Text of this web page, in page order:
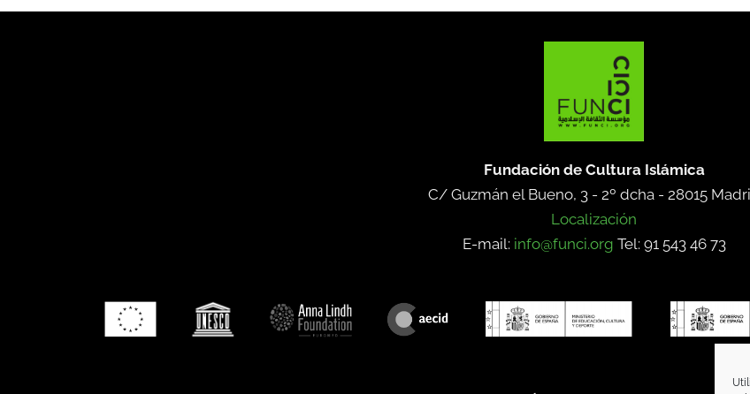
Fundación de Cultura Islámica
C/ Guzmán el Bueno, 3 - 2º dcha - 28015
Localización
E-mail: info@funci.org Tel: 91 543 46 73